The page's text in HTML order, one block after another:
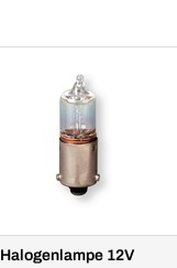
Halogenlampe 12V